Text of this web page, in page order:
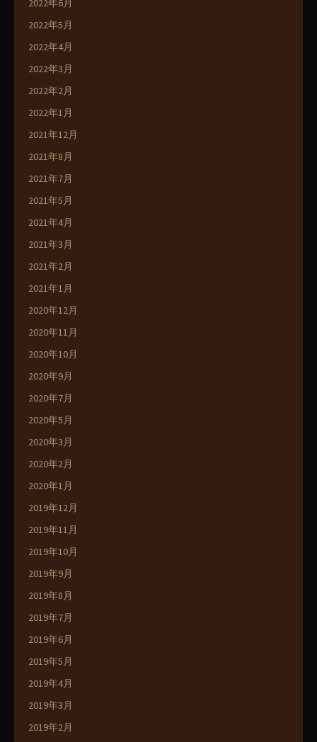
2022年6月
2022年5月
2022年4月
2022年3月
2022年2月
2022年1月
2021年12月
2021年8月
2021年7月
2021年5月
2021年4月
2021年3月
2021年2月
2021年1月
2020年12月
2020年11月
2020年10月
2020年9月
2020年7月
2020年5月
2020年3月
2020年2月
2020年1月
2019年12月
2019年11月
2019年10月
2019年9月
2019年8月
2019年7月
2019年6月
2019年5月
2019年4月
2019年3月
2019年2月